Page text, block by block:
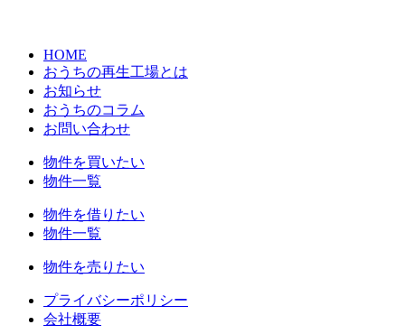
HOME
おうちの再生工場とは
お知らせ
おうちのコラム
お問い合わせ
物件を買いたい
物件一覧
物件を借りたい
物件一覧
物件を売りたい
プライバシーポリシー
会社概要